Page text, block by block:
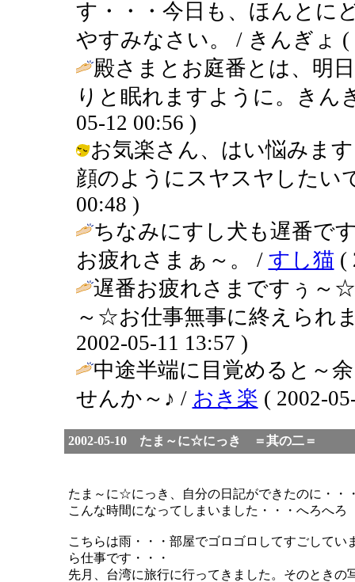
す・・・今日も、ほんとに
やすみなさい。 / きんぎょ (
殿さまとお庭番とは、明
りと眠れますように。きん
05-12 00:56 )
お気楽さん、はい悩みま
顔のようにスヤスヤしたい
00:48 )
ちなみにすし犬も遅番で
お疲れさまぁ～。 / すし猫 (
遅番お疲れさまですぅ～
～☆お仕事無事に終えられ
2002-05-11 13:57 )
中途半端に目覚めると～
せんか～♪ / おき楽 ( 2002-
2002-05-10 たま～に☆にっき ＝其の二＝
たま～に☆にっき、自分の日記ができたのに・・
こんな時間になってしまいました・・・へろへろ
こちらは雨・・・部屋でゴロゴロしてすごしてい
ら仕事です・・・
先月、台湾に旅行に行ってきました。そのときの